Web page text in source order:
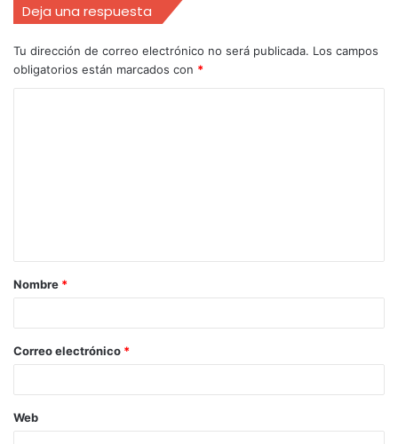
Deja una respuesta
Tu dirección de correo electrónico no será publicada. Los campos
obligatorios están marcados con *
Nombre *
Correo electrónico *
Web